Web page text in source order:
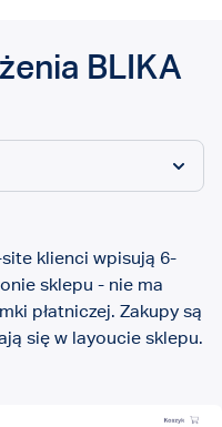
BLIKA
site klienci wpisują 6-
sklepu - nie ma
płatniczej. Zakupy są
się w layoucie sklepu.